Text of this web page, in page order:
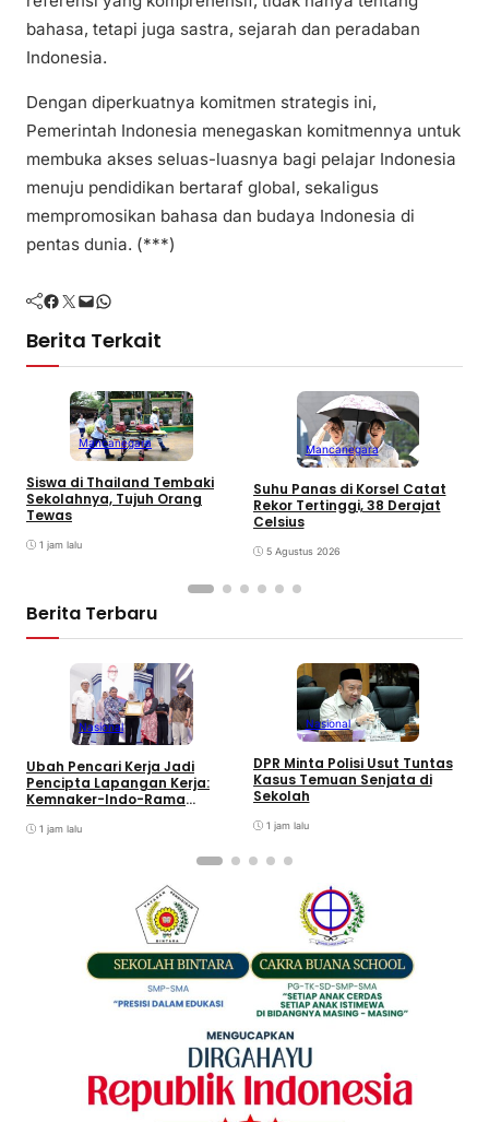
bahasa, tetapi juga sastra, sejarah dan peradaban
Indonesia.
Dengan diperkuatnya komitmen strategis ini,
Pemerintah Indonesia menegaskan komitmennya untuk
membuka akses seluas-luasnya bagi pelajar Indonesia
menuju pendidikan bertaraf global, sekaligus
mempromosikan bahasa dan budaya Indonesia di
pentas dunia. (***)
Facebook Twitter Mail WhatsApp
Berita Terkait
Mancanegara
Siswa di Thailand Tembaki
Sekolahnya, Tujuh Orang
Tewas
1 jam lalu
Mancanegara
Suhu Panas di Korsel Catat
Rekor Tertinggi, 38 Derajat
Celsius
5 Agustus 2026
Berita Terbaru
Nasional
Ubah Pencari Kerja Jadi
Pencipta Lapangan Kerja:
Kemnaker-Indo-Rama
1 jam lalu
Nasional
DPR Minta Polisi Usut Tuntas
Kasus Temuan Senjata di
Sekolah
1 jam lalu